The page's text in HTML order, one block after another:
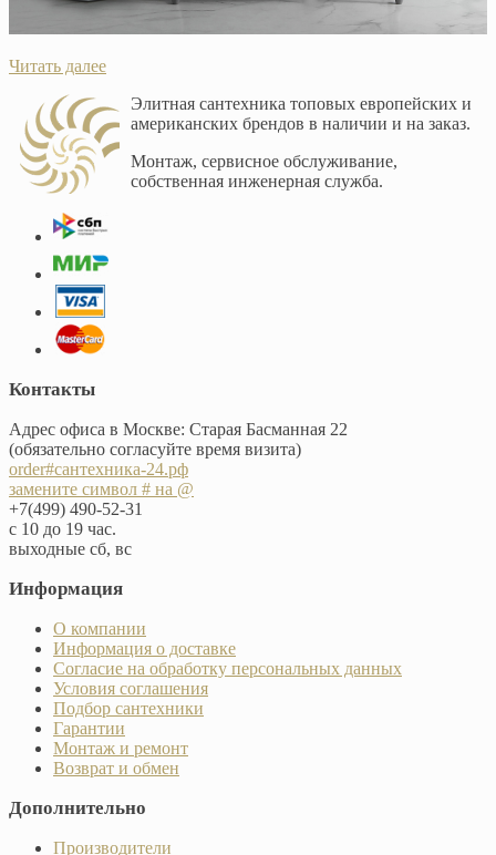
Читать далее
Элитная сантехника топовых европейских и
американских брендов в наличии и на заказ.
Монтаж, сервисное обслуживание,
собственная инженерная служба.
Контакты
Адрес офиса в Москве: Старая Басманная 22
(обязательно согласуйте время визита)
order#сантехника-24.рф
замените символ # на @
+7(499) 490-52-31
с 10 до 19 час.
выходные сб, вс
Информация
О компании
Информация о доставке
Согласие на обработку персональных данных
Условия соглашения
Подбор сантехники
Гарантии
Монтаж и ремонт
Возврат и обмен
Дополнительно
Производители